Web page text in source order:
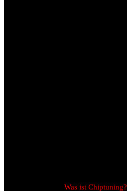
Was ist Chiptuning?